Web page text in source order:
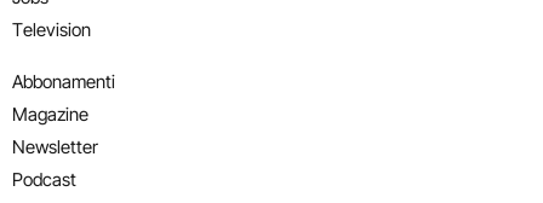
Television
Abbonamenti
Magazine
Newsletter
Podcast